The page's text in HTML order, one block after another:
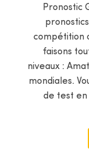
Pronostic
compétition
faisons
niveaux :
mondiales.
de test en